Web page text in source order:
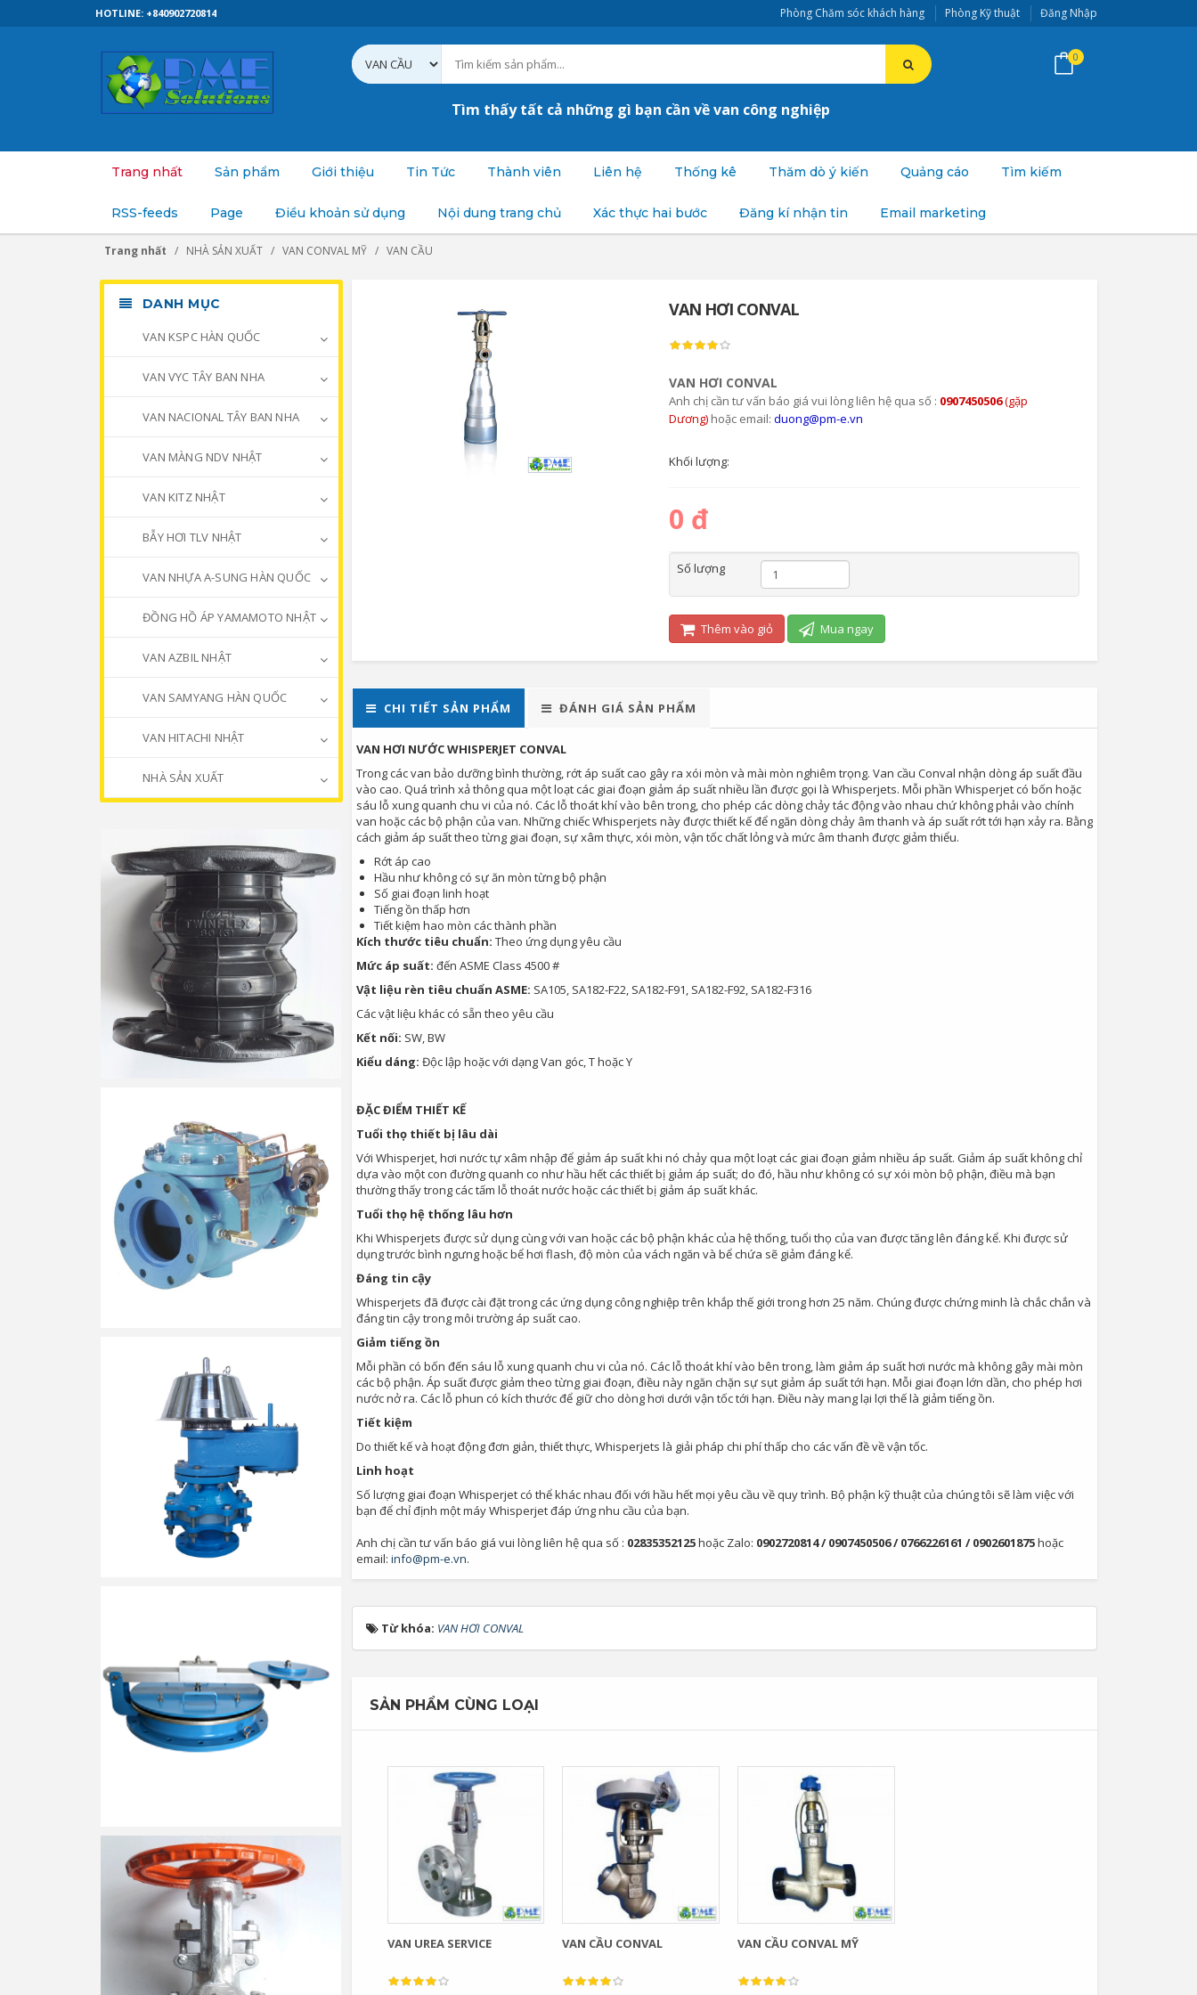
Phòng Chăm sóc khách hàng Phòng Kỹ thuật Đăng Nhập
HOTLINE: +840902720814
Tìm thấy tất cả những gì bạn cần về van công nghiệp
0
Trang nhất Sản phẩm Giới thiệu Tin Tức Thành viên Liên hệ Thống kê Thăm dò ý kiến Quảng cáo Tìm kiếm
RSS-feeds Page Điều khoản sử dụng Nội dung trang chủ Xác thực hai bước Đăng kí nhận tin Email marketing
Trang nhất NHÀ SẢN XUẤT VAN CONVAL MỸ VAN CẦU
VAN HƠI CONVAL
VAN HƠI CONVAL
Anh chị cần tư vấn báo giá vui lòng liên hệ qua số : 0907450506(gặp
Dương) hoặc email: duong@pm-e.vn
Khối lượng:
0 đ
Số lượng
Thêm vào giỏ Mua ngay
CHI TIẾT SẢN PHẨM ĐÁNH GIÁ SẢN PHẨM
VAN HƠI NƯỚC WHISPERJET CONVAL
Trong các van bảo dưỡng bình thường, rớt áp suất cao gây ra xói mòn và mài mòn nghiêm trọng. Van cầu Conval nhận dòng áp suất đầu
vào cao. Quá trình xả thông qua một loạt các giai đoạn giảm áp suất nhiều lần được gọi là Whisperjets. Mỗi phần Whisperjet có bốn hoặc
sáu lỗ xung quanh chu vi của nó. Các lỗ thoát khí vào bên trong, cho phép các dòng chảy tác động vào nhau chứ không phải vào chính
van hoặc các bộ phận của van. Những chiếc Whisperjets này được thiết kế để ngăn dòng chảy âm thanh và áp suất rớt tới hạn xảy ra. Bằng
cách giảm áp suất theo từng giai đoạn, sự xâm thực, xói mòn, vận tốc chất lỏng và mức âm thanh được giảm thiểu.
Rớt áp cao
Hầu như không có sự ăn mòn từng bộ phận
Số giai đoạn linh hoạt
Tiếng ồn thấp hơn
Tiết kiệm hao mòn các thành phần
Kích thước tiêu chuẩn: Theo ứng dụng yêu cầu
Mức áp suất: đến ASME Class 4500 #
Vật liệu rèn tiêu chuẩn ASME: SA105, SA182-F22, SA182-F91, SA182-F92, SA182-F316
Các vật liệu khác có sẵn theo yêu cầu
Kết nối: SW, BW
Kiểu dáng: Độc lập hoặc với dạng Van góc, T hoặc Y
ĐẶC ĐIỂM THIẾT KẾ
Tuổi thọ thiết bị lâu dài
Với Whisperjet, hơi nước tự xâm nhập để giảm áp suất khi nó chảy qua một loạt các giai đoạn giảm nhiều áp suất. Giảm áp suất không chỉ
dựa vào một con đường quanh co như hầu hết các thiết bị giảm áp suất; do đó, hầu như không có sự xói mòn bộ phận, điều mà bạn
thường thấy trong các tấm lỗ thoát nước hoặc các thiết bị giảm áp suất khác.
Tuổi thọ hệ thống lâu hơn
Khi Whisperjets được sử dụng cùng với van hoặc các bộ phận khác của hệ thống, tuổi thọ của van được tăng lên đáng kể. Khi được sử
dụng trước bình ngưng hoặc bể hơi flash, độ mòn của vách ngăn và bể chứa sẽ giảm đáng kể.
Đáng tin cậy
Whisperjets đã được cài đặt trong các ứng dụng công nghiệp trên khắp thế giới trong hơn 25 năm. Chúng được chứng minh là chắc chắn và
đáng tin cậy trong môi trường áp suất cao.
Giảm tiếng ồn
Mỗi phần có bốn đến sáu lỗ xung quanh chu vi của nó. Các lỗ thoát khí vào bên trong, làm giảm áp suất hơi nước mà không gây mài mòn
các bộ phận. Áp suất được giảm theo từng giai đoạn, điều này ngăn chặn sự sụt giảm áp suất tới hạn. Mỗi giai đoạn lớn dần, cho phép hơi
nước nở ra. Các lỗ phun có kích thước để giữ cho dòng hơi dưới vận tốc tới hạn. Điều này mang lại lợi thế là giảm tiếng ồn.
Tiết kiệm
Do thiết kế và hoạt động đơn giản, thiết thực, Whisperjets là giải pháp chi phí thấp cho các vấn đề về vận tốc.
Linh hoạt
Số lượng giai đoạn Whisperjet có thể khác nhau đối với hầu hết mọi yêu cầu về quy trình. Bộ phận kỹ thuật của chúng tôi sẽ làm việc với
bạn để chỉ định một máy Whisperjet đáp ứng nhu cầu của bạn.
Anh chị cần tư vấn báo giá vui lòng liên hệ qua số : 02835352125hoặc Zalo: 0902720814 / 0907450506 / 0766226161 / 0902601875hoặc
email: info@pm-e.vn.
Từ khóa: VAN HƠI CONVAL
SẢN PHẨM CÙNG LOẠI
VAN UREA SERVICE VAN CẦU CONVAL VAN CẦU CONVAL MỸ
DANH MỤC
VAN KSPC HÀN QUỐC
VAN VYC TÂY BAN NHA
VAN NACIONAL TÂY BAN NHA
VAN MÀNG NDV NHẬT
VAN KITZ NHẬT
BẪY HƠI TLV NHẬT
VAN NHỰA A-SUNG HÀN QUỐC
ĐỒNG HỒ ÁP YAMAMOTO NHẬT
VAN AZBIL NHẬT
VAN SAMYANG HÀN QUỐC
VAN HITACHI NHẬT
NHÀ SẢN XUẤT